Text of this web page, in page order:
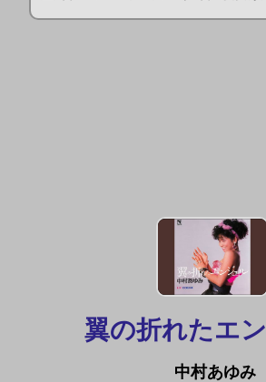
翼の折れたエ
中村あゆみ